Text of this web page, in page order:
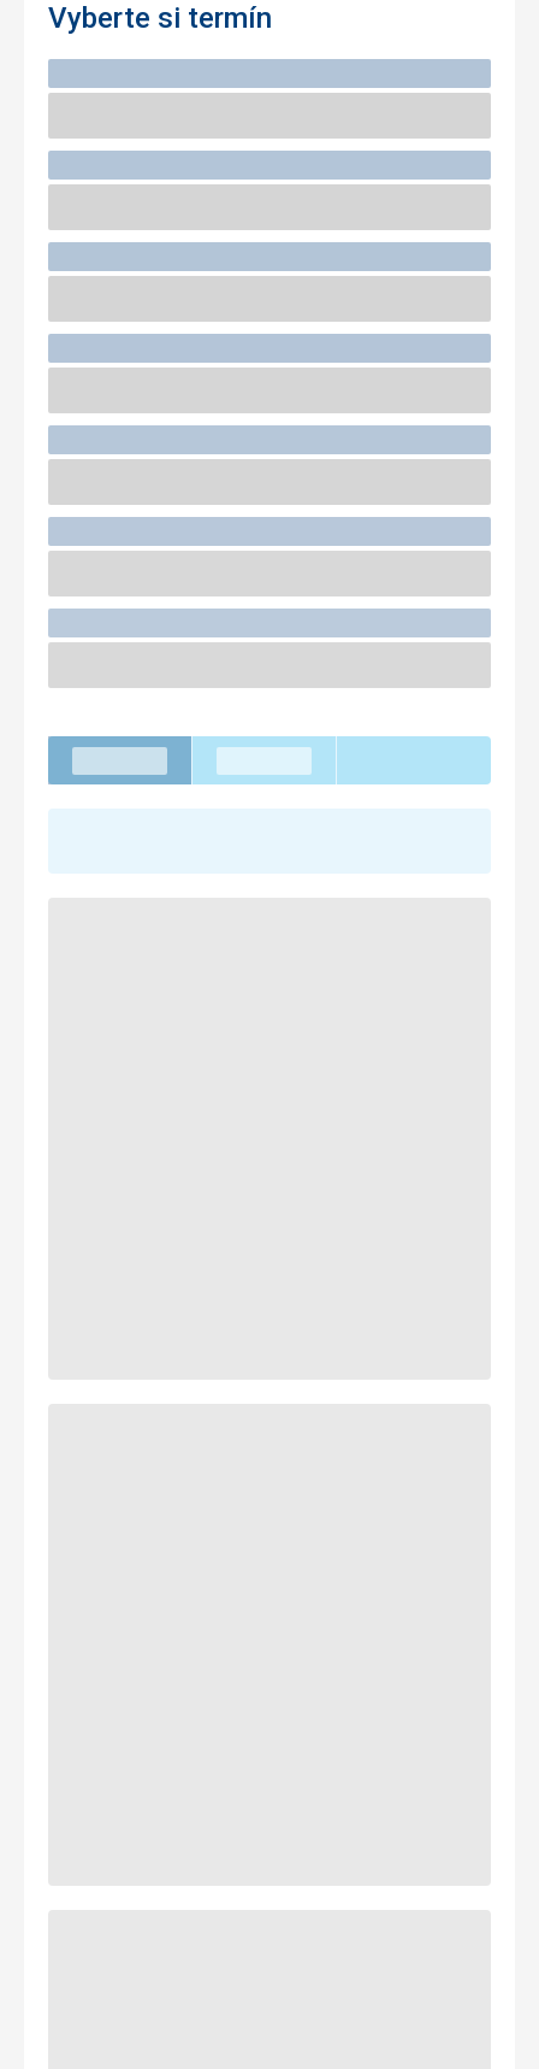
Vyberte si termín